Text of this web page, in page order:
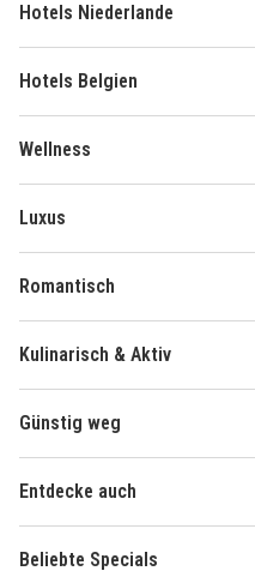
Hotels Niederlande
Hotels Belgien
Wellness
Luxus
Romantisch
Kulinarisch & Aktiv
Günstig weg
Entdecke auch
Beliebte Specials